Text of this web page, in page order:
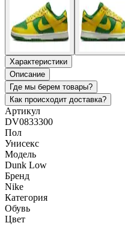
Характеристики
Описание
Где мы берем товары?
Как происходит доставка?
Артикул
DV0833300
Пол
Унисекс
Модель
Dunk Low
Бренд
Nike
Категория
Обувь
Цвет